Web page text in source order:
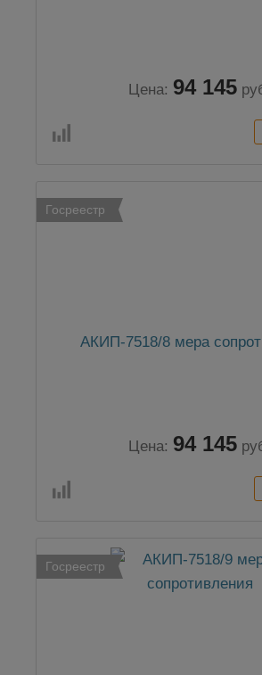
Цена: 94 145
Госреестр
АКИП-7518/8 мера
Цена: 94 145
Госреестр